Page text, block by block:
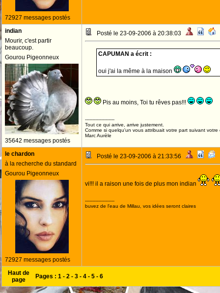
72927 messages postés
indian
Mourir, c'est partir
beaucoup.
Gourou Pigeonneux
35642 messages postés
Posté le 23-09-2006 à 20:38:03
CAPUMAN a écrit :
oui j'ai la même à la maison
Pis au moins, Toi tu rêves pas!!!
--------------------
Tout ce qui arrive, arrive justement.
Comme si quelqu'un vous attribuait votre part suivant votre
Marc Aurèle
le chardon
à la recherche du standard
Gourou Pigeonneux
72927 messages postés
Posté le 23-09-2006 à 21:33:56
vi!!! il a raison une fois de plus mon indian
--------------------
buvez de l'eau de Millau, vos idées seront claires
Haut de
page
Pages : 1 - 2 - 3 - 4 - 5 - 6